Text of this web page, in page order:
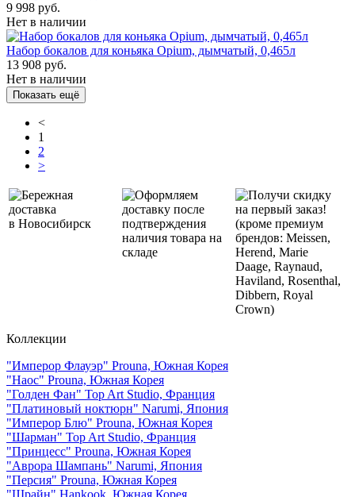
9 998 руб.
Нет в наличии
Набор бокалов для коньяка Opium, дымчатый, 0,465л
13 908 руб.
Нет в наличии
Показать ещё
<
1
2
>
Бережная
доставка
в Новосибирск
Оформляем
доставку после
подтверждения
наличия товара на
складе
Получи скидку
на первый заказ!
(кроме премиум
брендов: Meissen,
Herend, Marie
Daage, Raynaud,
Haviland, Rosenthal,
Dibbern, Royal
Crown)
Коллекции
"Имперор Флауэр" Prouna, Южная Корея
"Наос" Prouna, Южная Корея
"Голден Фан" Top Art Studio, Франция
"Платиновый ноктюрн" Narumi, Япония
"Имперор Блю" Prouna, Южная Корея
"Шарман" Top Art Studio, Франция
"Принцесс" Prouna, Южная Корея
"Аврора Шампань" Narumi, Япония
"Персия" Prouna, Южная Корея
"Шрайн" Hankook, Южная Корея